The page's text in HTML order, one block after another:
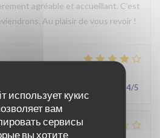
использует кукис
вам
сервисы
вы хотите
agréable et accueillant. C’est
Au plaisir de vous revoir !
4/5